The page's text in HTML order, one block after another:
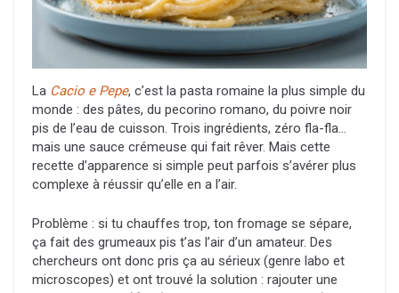
La Cacio e Pepe, c’est la pasta romaine la plus simple du
monde : des pâtes, du pecorino romano, du poivre noir
pis de l’eau de cuisson. Trois ingrédients, zéro fla-fla…
mais une sauce crémeuse qui fait rêver. Mais cette
recette d’apparence si simple peut parfois s’avérer plus
complexe à réussir qu’elle en a l’air.
Problème : si tu chauffes trop, ton fromage se sépare,
ça fait des grumeaux pis t’as l’air d’un amateur. Des
chercheurs ont donc pris ça au sérieux (genre labo et
microscopes) et ont trouvé la solution : rajouter une